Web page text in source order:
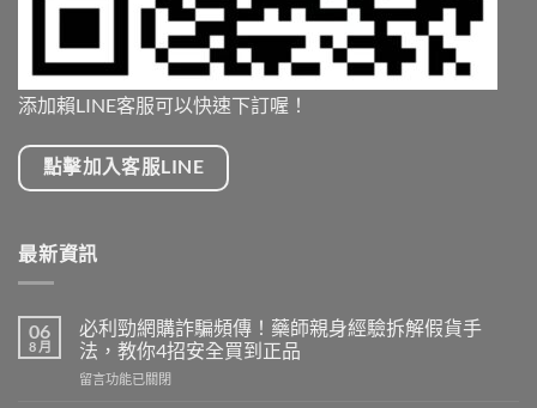
添加賴LINE客服可以快速下訂喔！
點擊加入客服LINE
最新資訊
06
8 月
必利勁網購詐騙頻傳！藥師親身經驗拆解假貨手
法，教你4招安全買到正品
在
留言功能已關閉